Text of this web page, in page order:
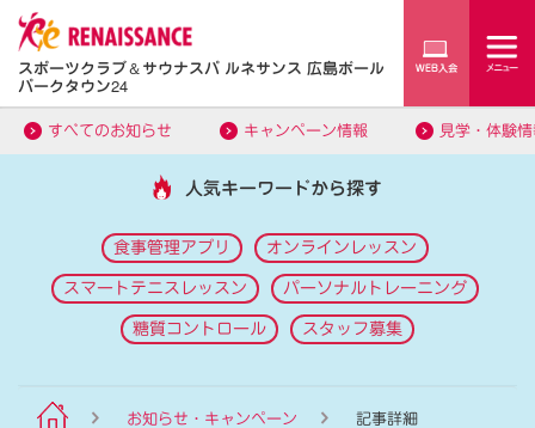
スポーツクラブ＆サウナスパ ルネサンス 広島ボール
パークタウン24
すべてのお知らせ キャンペーン情報 見学・体験
人気キーワードから探す
食事管理アプリ オンラインレッスン
スマートテニスレッスン パーソナルトレーニング
糖質コントロール スタッフ募集
お知らせ・キャンペーン 記事詳細